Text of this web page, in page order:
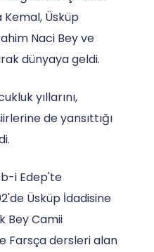
Üsküp
Naci Bey ve
dünyaya geldi.
yıllarını,
de yansıttığı
i Edep'te
Üsküp İdadisine
Bey Camii
Farsça dersleri alan